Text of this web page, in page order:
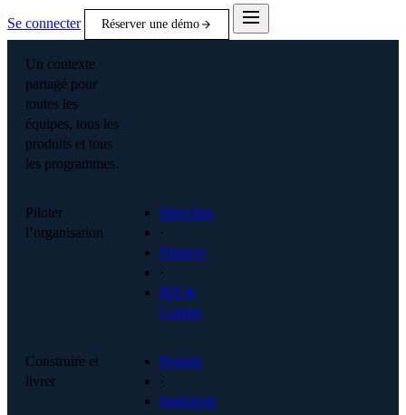
Se connecter Réserver une démo
Un contexte
partagé pour
toutes les
équipes, tous les
produits et tous
les programmes.
Piloter
l’organisation
Direction
·
Finance
·
RH &
Culture
Construire et
livrer
Produit
·
Ingénierie